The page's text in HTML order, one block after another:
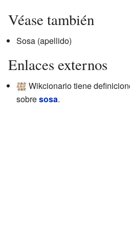
Véase también
Sosa (apellido)
Enlaces externos
Wikcionario tiene
sobresosa.